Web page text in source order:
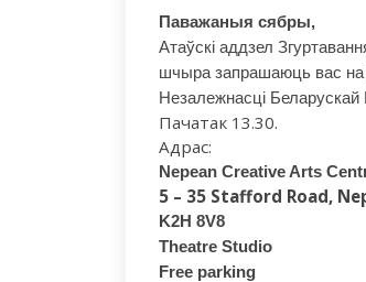
Паважаныя сябры,
Атаўскі аддзел
шчыра запрашаюць вас на
Незалежнасці Беларускай
Пачатак 13.30.
Адрас:
Nepean Creative Arts
5 – 35 Stafford Road,
K2H 8V8
Theatre Studio
Free parking